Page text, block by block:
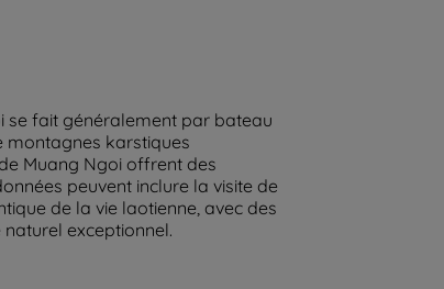
se fait généralement par bateau
montagnes karstiques
Muang Ngoi offrent des
peuvent inclure la visite de
de la vie laotienne, avec des
exceptionnel.